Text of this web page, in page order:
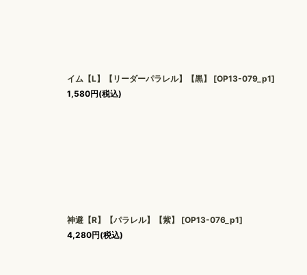
イム【L】【リーダーパラレル】【黒】 [OP13-079_p1]
1,580円(税込)
神避【R】【パラレル】【紫】 [OP13-076_p1]
4,280円(税込)